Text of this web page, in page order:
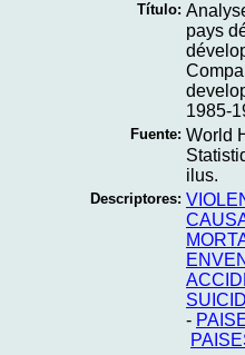
Título:
pays
1985-
Fuente: World
ilus.
Descriptores:
-